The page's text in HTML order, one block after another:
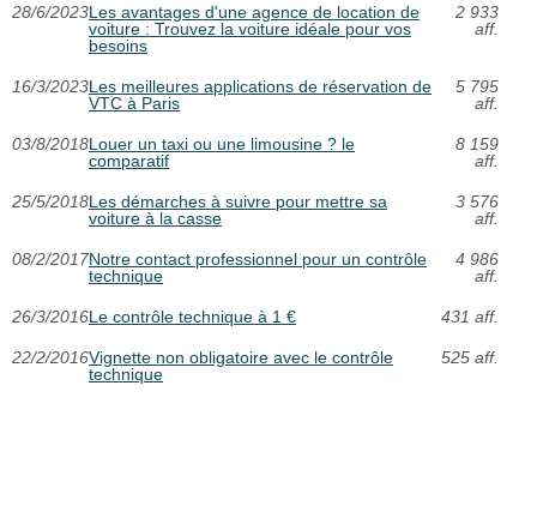
28/6/2023Les avantages d'une agence de location de
voiture : Trouvez la voiture idéale pour vos
besoins
2 933
aff.
16/3/2023Les meilleures applications de réservation de
VTC à Paris
5 795
aff.
03/8/2018Louer un taxi ou une limousine ? le
comparatif
8 159
aff.
25/5/2018Les démarches à suivre pour mettre sa
voiture à la casse
3 576
aff.
08/2/2017Notre contact professionnel pour un contrôle
technique
4 986
aff.
26/3/2016Le contrôle technique à 1 € 431 aff.
22/2/2016Vignette non obligatoire avec le contrôle
technique
525 aff.